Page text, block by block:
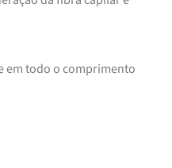
em todo o comprimento